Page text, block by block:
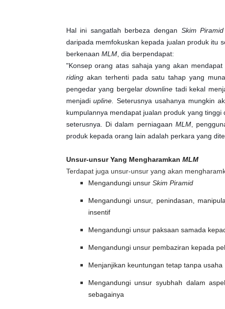
Hal ini sangatlah berbeza dengan Skim Piramid
daripada memfokuskan kepada jualan produk itu
berkenaan MLM, dia berpendapat:
"Konsep orang atas sahaja yang akan mendapat
ridingakan terhenti pada satu tahap yang
pengedar yang bergelardownline tadi kekal
menjadiupline.Seterusnya usahanya mungkin
kumpulannya mendapat jualan produk yang
seterusnya. Di dalam perniagaan MLM,
produk kepada orang lain adalah perkara yang
Unsur-unsur Yang Mengharamkan MLM
Terdapat juga unsur-unsur yang akan
Mengandungi unsur Skim Piramid
Mengandungi unsur, penindasan,
insentif
Mengandungi unsur paksaan samada
Mengandungi unsur pembaziran kepada
Menjanjikan keuntungan tetap tanpa usaha
Mengandungi unsur syubhah dalam
sebagainya